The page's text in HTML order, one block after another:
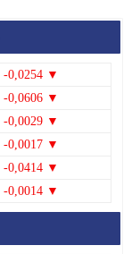
-0,0254 ▼
-0,0606 ▼
-0,0029 ▼
-0,0017 ▼
-0,0414 ▼
-0,0014 ▼